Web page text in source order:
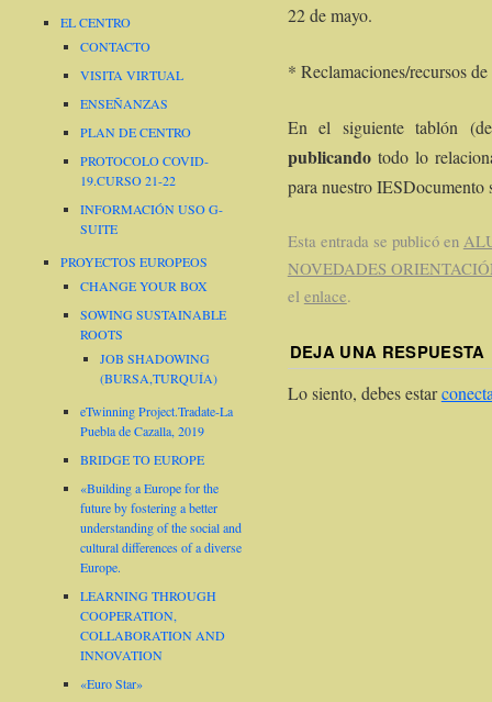
22 de mayo.
* Reclamaciones/recursos
En el siguiente tablón
publicandotodo lo
para nuestro IESDocumento
Esta entrada se publicó en
NOVEDADES
el enlace.
DEJA UNA RESPUESTA
Lo siento, debes estar
EL CENTRO
CONTACTO
VISITA VIRTUAL
ENSEÑANZAS
PLAN DE CENTRO
PROTOCOLO COVID-
19.CURSO 21-22
INFORMACIÓN USO G-
SUITE
PROYECTOS EUROPEOS
CHANGE YOUR BOX
SOWING SUSTAINABLE
ROOTS
JOB SHADOWING
(BURSA,TURQUÍA)
eTwinning Project.Tradate-La
Puebla de Cazalla, 2019
BRIDGE TO EUROPE
«Building a Europe for the
future by fostering a better
understanding of the social and
cultural differences of a diverse
Europe.
LEARNING THROUGH
COOPERATION,
COLLABORATION AND
INNOVATION
«Euro Star»